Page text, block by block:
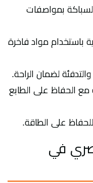
بمواصفات
باستخدام مواد فاخرة
لضمان الراحة.
الحفاظ على الطابع
على الطاقة.
في